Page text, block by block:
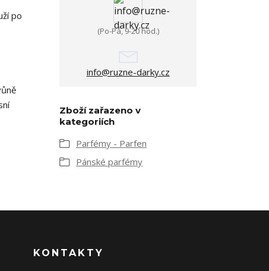
po
(Po-Pá, 9-20 hod.)
info@ruzne-darky.cz
Zboží zařazeno v
kategoriích
Parfémy - Parfen
Pánské parfémy
KONTAKTY